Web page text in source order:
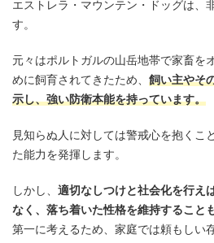
エストレラ・マウンテン・ドッグは、
す。
元々はポルトガルの山岳地帯で家畜を
めに飼育されてきたため、 飼い主やそ
示し、強い防衛本能を持っています。
見知らぬ人に対しては警戒心を抱くこ
た能力を発揮します。
しかし、 適切なしつけと社会化を行え
なく、落ち着いた性格を維持すること
第一に考えるため、家庭では頼もしい